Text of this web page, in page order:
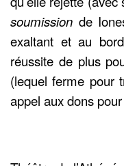
soumission de
exaltant et au
réussite de plus
(lequel ferme pour
appel aux dons